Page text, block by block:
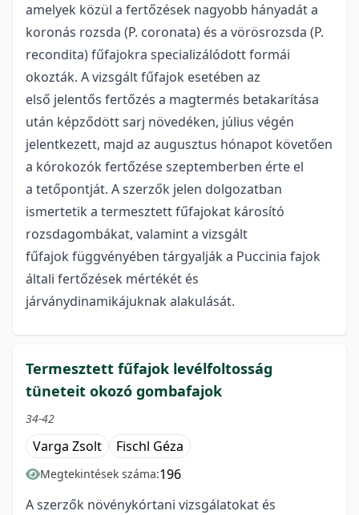
amelyek közül a fertőzések nagyobb hányadát a
koronás rozsda (P. coronata) és a vörösrozsda (P.
recondita) fűfajokra specializálódott formái
okozták. A vizsgált fűfajok esetében az
első jelentős fertőzés a magtermés betakarítása
után képződött sarj növedéken, július végén
jelentkezett, majd az augusztus hónapot követően
a kórokozók fertőzése szeptemberben érte el
a tetőpontját. A szerzők jelen dolgozatban
ismertetik a termesztett fűfajokat károsító
rozsdagombákat, valamint a vizsgált
fűfajok függvényében tárgyalják a Puccinia fajok
általi fertőzések mértékét és
járványdinamikájuknak alakulását.
Termesztett fűfajok levélfoltosság
tüneteit okozó gombafajok
34-42
Varga Zsolt Fischl Géza
Megtekintések száma:196
A szerzők növénykórtani vizsgálatokat és